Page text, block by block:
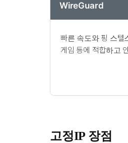
WireGuard
빠른 속도와 핑 스텔
게임 등에 적합하고
고정IP 장점